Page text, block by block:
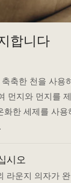
합니다
축한 천을 사용
먼지와 먼지를
화한 세제를 사
시오
라운지 의자가